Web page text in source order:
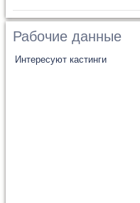
Рабочие данные
Интересуют кастинги